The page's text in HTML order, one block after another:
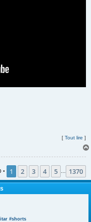
[ Tout lire ]
• 1 2 3 4 5 1370
#shorts